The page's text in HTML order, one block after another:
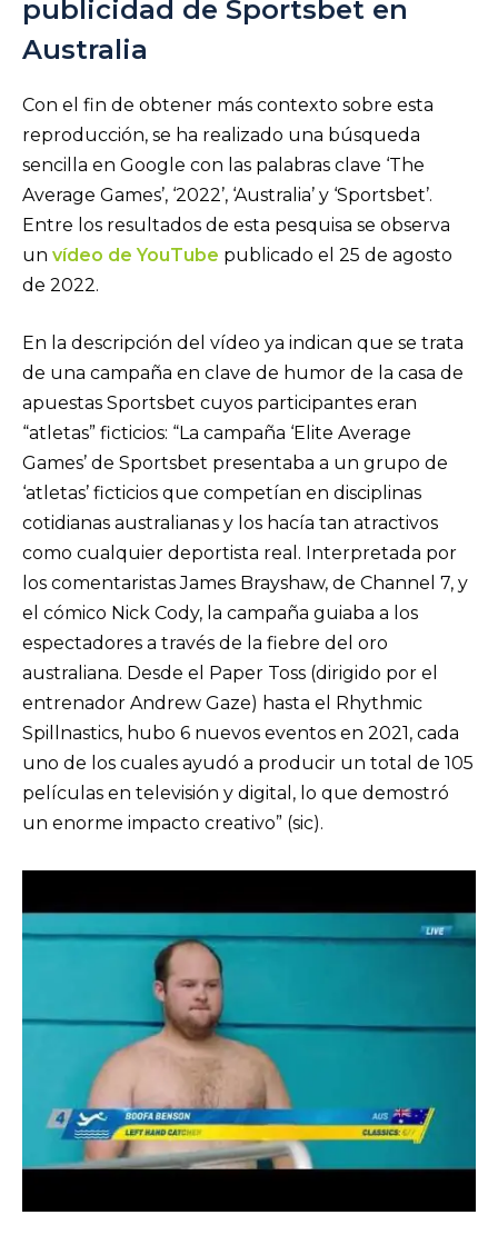
publicidad de Sportsbet en
Australia
Con el fin de obtener más contexto sobre esta
reproducción, se ha realizado una búsqueda
sencilla en Google con las palabras clave ‘The
Average Games’, ‘2022’, ‘Australia’ y ‘Sportsbet’.
Entre los resultados de esta pesquisa se observa
un vídeo de YouTube publicado el 25 de agosto
de 2022.
En la descripción del vídeo ya indican que se trata
de una campaña en clave de humor de la casa de
apuestas Sportsbet cuyos participantes eran
“atletas” ficticios: “La campaña ‘Elite Average
Games’ de Sportsbet presentaba a un grupo de
‘atletas’ ficticios que competían en disciplinas
cotidianas australianas y los hacía tan atractivos
como cualquier deportista real. Interpretada por
los comentaristas James Brayshaw, de Channel 7, y
el cómico Nick Cody, la campaña guiaba a los
espectadores a través de la fiebre del oro
australiana. Desde el Paper Toss (dirigido por el
entrenador Andrew Gaze) hasta el Rhythmic
Spillnastics, hubo 6 nuevos eventos en 2021, cada
uno de los cuales ayudó a producir un total de 105
películas en televisión y digital, lo que demostró
un enorme impacto creativo” (sic).